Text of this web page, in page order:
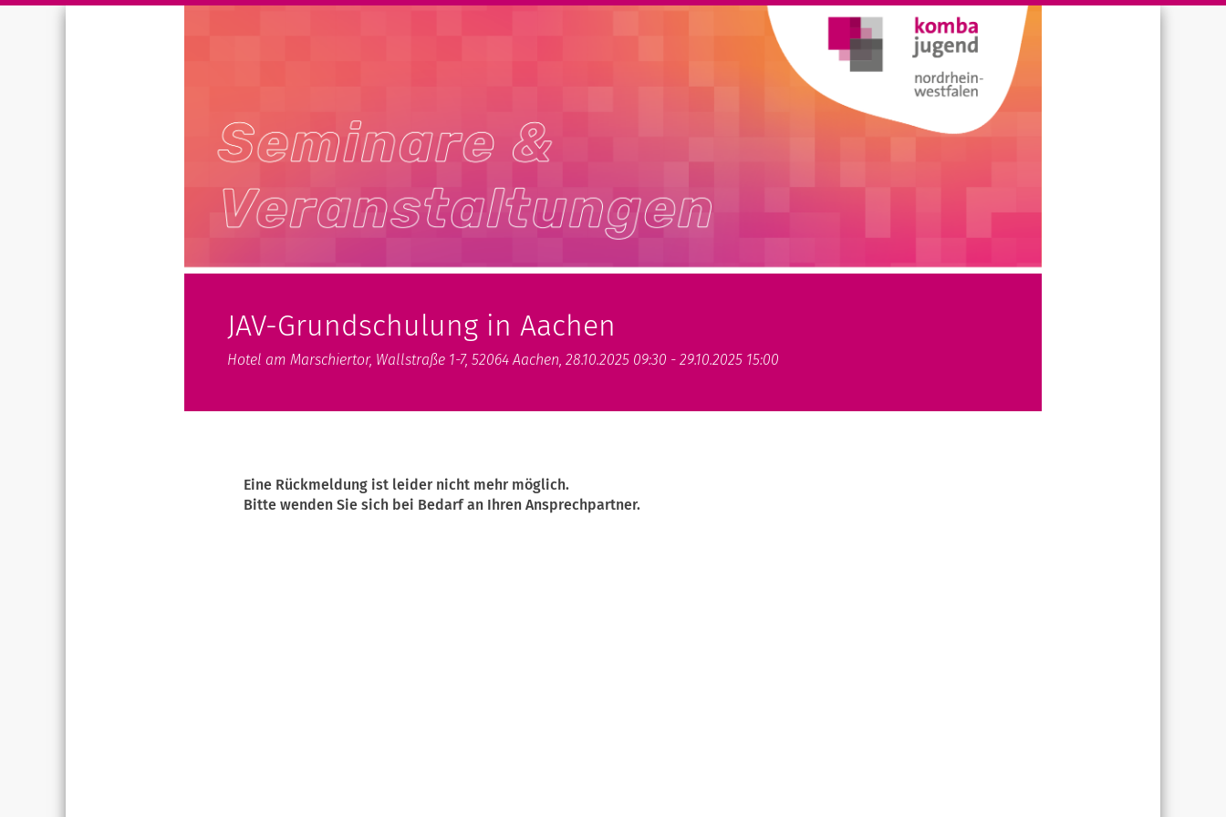
JAV-Grundschulung in Aachen
Hotel am Marschiertor, Wallstraße 1-7, 52064 Aachen, 28.10.2025 09:30 - 29.10.2025 15:00
Eine Rückmeldung ist leider nicht mehr möglich.
Bitte wenden Sie sich bei Bedarf an Ihren Ansprechpartner.